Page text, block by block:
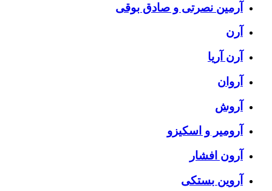
آرمین نصرتی و صادق بوقی
آرن
آرن آریا
آروان
آروش
آرومیر و اسکیزو
آرون افشار
آروین بستکی